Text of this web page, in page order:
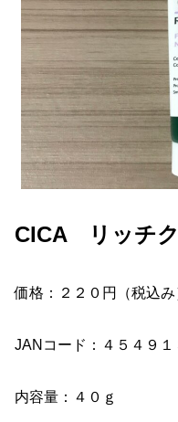
CICA リッチ
価格：２２０円（税込み
JANコード：４５４９１
内容量：４０ｇ